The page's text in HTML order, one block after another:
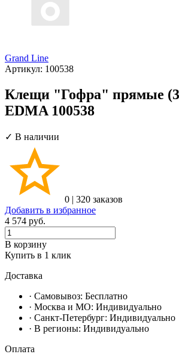
Grand Line
Артикул: 100538
Клещи "Гофра" прямые (3
EDMA 100538
✓ В наличии
0 | 320 заказов
Добавить в избранное
4 574 руб.
В корзину
Купить в 1 клик
Доставка
· Самовывоз: Бесплатно
· Москвa и МО: Индивидуально
· Санкт-Петербург: Индивидуально
· В регионы: Индивидуально
Оплата